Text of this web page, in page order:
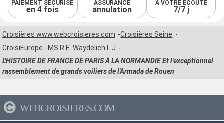
PAIEMENT SÉCURISÉ
en 4 fois
ASSURANCE
annulation
À VOTRE ÉCOUTE
7/7 j
Croisières www.webcroisieres.com
Croisières Seine
CroisiEurope
MS R.E. Waydelich L.J
L'HISTOIRE DE FRANCE DE PARIS À LA NORMANDIE Et l'exceptionnel
rassemblement de grands voiliers de l'Armada de Rouen
WEBCROISIERES.COM